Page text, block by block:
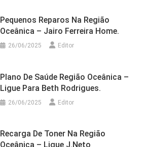
Pequenos Reparos Na Região
Oceânica – Jairo Ferreira Home.
26/06/2025 Editor
Plano De Saúde Região Oceânica –
Ligue Para Beth Rodrigues.
26/06/2025 Editor
Recarga De Toner Na Região
Oceânica – Ligue J.Neto